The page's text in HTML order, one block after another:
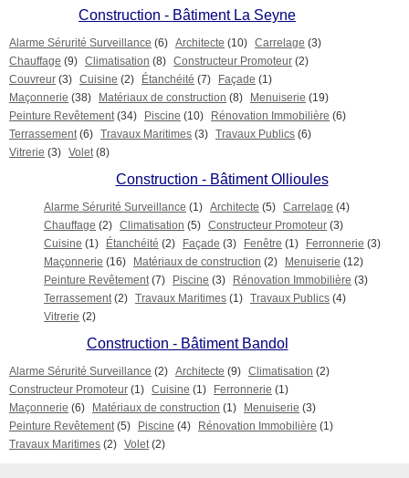
Construction - Bâtiment La Seyne
Alarme Sérurité Surveillance (6) Architecte (10) Carrelage (3)
Chauffage (9) Climatisation (8) Constructeur Promoteur (2)
Couvreur (3) Cuisine (2) Étanchéité (7) Façade (1)
Maçonnerie (38) Matériaux de construction (8) Menuiserie (19)
Peinture Revêtement (34) Piscine (10) Rénovation Immobilière (6)
Terrassement (6) Travaux Maritimes (3) Travaux Publics (6)
Vitrerie (3) Volet (8)
Construction - Bâtiment Ollioules
Alarme Sérurité Surveillance (1) Architecte (5) Carrelage (4)
Chauffage (2) Climatisation (5) Constructeur Promoteur (3)
Cuisine (1) Étanchéité (2) Façade (3) Fenêtre (1) Ferronnerie (3)
Maçonnerie (16) Matériaux de construction (2) Menuiserie (12)
Peinture Revêtement (7) Piscine (3) Rénovation Immobilière (3)
Terrassement (2) Travaux Maritimes (1) Travaux Publics (4)
Vitrerie (2)
Construction - Bâtiment Bandol
Alarme Sérurité Surveillance (2) Architecte (9) Climatisation (2)
Constructeur Promoteur (1) Cuisine (1) Ferronnerie (1)
Maçonnerie (6) Matériaux de construction (1) Menuiserie (3)
Peinture Revêtement (5) Piscine (4) Rénovation Immobilière (1)
Travaux Maritimes (2) Volet (2)